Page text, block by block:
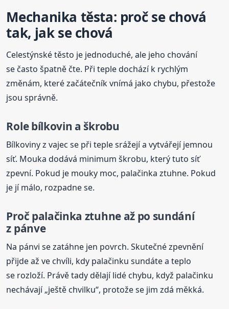
Mechanika těsta: proč se chová
tak, jak se chová
Celestýnské těsto je jednoduché, ale jeho chování
se často špatně čte. Při teple dochází k rychlým
změnám, které začátečník vnímá jako chybu, přestože
jsou správně.
Role bílkovin a škrobu
Bílkoviny z vajec se při teple srážejí a vytvářejí jemnou
síť. Mouka dodává minimum škrobu, který tuto síť
zpevní. Pokud je mouky moc, palačinka ztuhne. Pokud
je jí málo, rozpadne se.
Proč palačinka ztuhne až po sundání
z pánve
Na pánvi se zatáhne jen povrch. Skutečné zpevnění
přijde až ve chvíli, kdy palačinku sundáte a teplo
se rozloží. Právě tady dělají lidé chybu, když palačinku
nechávají „ještě chvilku“, protože se jim zdá měkká.